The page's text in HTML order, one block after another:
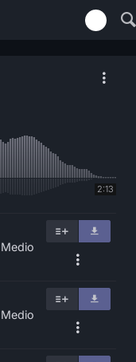
2:13
Medio
Medio